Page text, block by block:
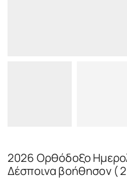
2026 Ορθόδοξο
Δέσποινα βοήθησον (